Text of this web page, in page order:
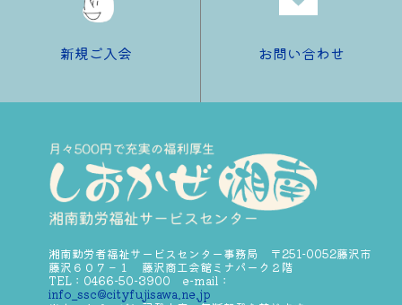
新規ご入会 お問い合わせ
湘南勤労者福祉サービスセンター事務局 〒251-0052藤沢市
藤沢６０７－１ 藤沢商工会館ミナパーク２階
TEL：0466-50-3900 e-mail：
info_ssc@cityfujisawa.ne.jp